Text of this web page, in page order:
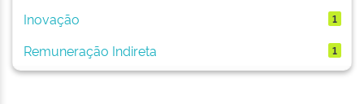
Inovação 1
Remuneração Indireta 1